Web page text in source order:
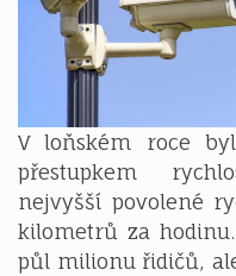
V loňském roce
přestupkem
nejvyšší povolené
kilometrů za
půl milionu řidičů,